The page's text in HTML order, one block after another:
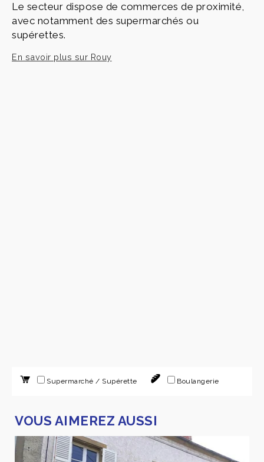
Le secteur dispose de commerces de proximité,
avec notamment des supermarchés ou
supérettes.
En savoir plus sur Rouy
Supermarché / Supérette Boulangerie
VOUS AIMEREZ AUSSI